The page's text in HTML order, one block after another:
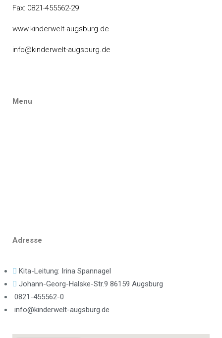
Fax: 0821-455562-29
www.kinderwelt-augsburg.de
info@kinderwelt-augsburg.de
Menu
Adresse
Kita-Leitung: Irina Spannagel
Johann-Georg-Halske-Str.9 86159 Augsburg
0821-455562-0
info@kinderwelt-augsburg.de